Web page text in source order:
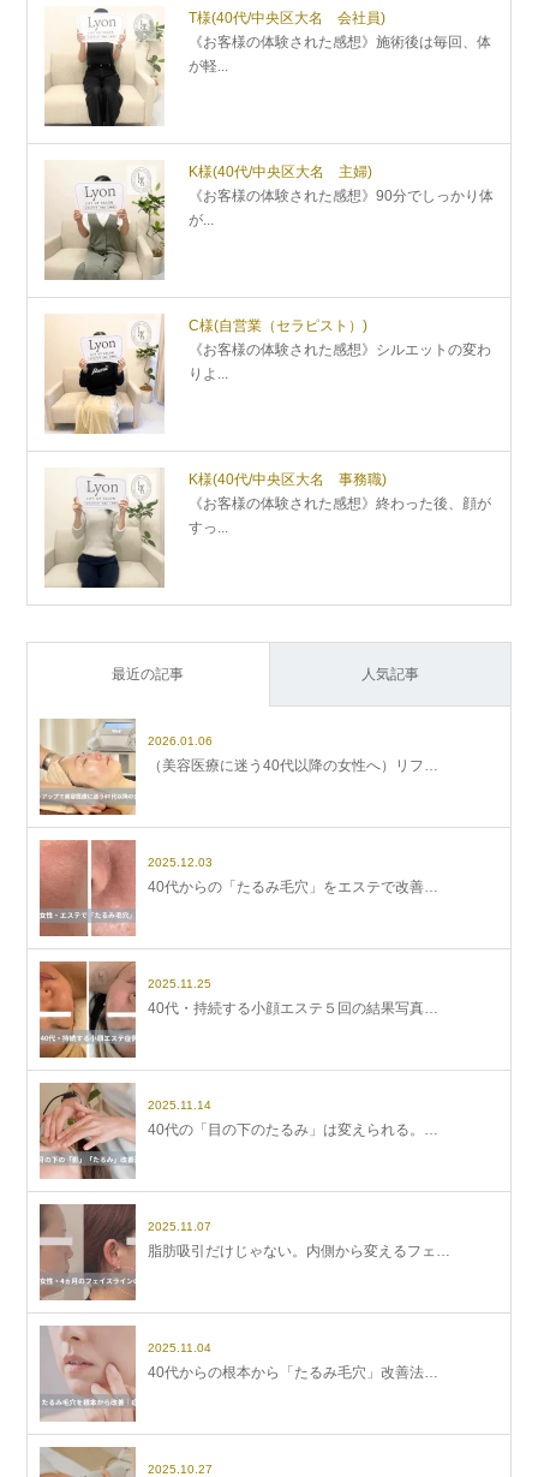
T様(40代/中央区大名 会社員)
《お客様の体験された感想》施術後は毎回、体
が軽...
K様(40代/中央区大名 主婦)
《お客様の体験された感想》90分でしっかり体
が...
C様(自営業（セラピスト）)
《お客様の体験された感想》シルエットの変わ
りよ...
K様(40代/中央区大名 事務職)
《お客様の体験された感想》終わった後、顔が
すっ...
最近の記事 人気記事
2026.01.06
（美容医療に迷う40代以降の女性へ）リフ…
2025.12.03
40代からの「たるみ毛穴」をエステで改善…
2025.11.25
40代・持続する小顔エステ５回の結果写真…
2025.11.14
40代の「目の下のたるみ」は変えられる。…
2025.11.07
脂肪吸引だけじゃない。内側から変えるフェ…
2025.11.04
40代からの根本から「たるみ毛穴」改善法…
2025.10.27